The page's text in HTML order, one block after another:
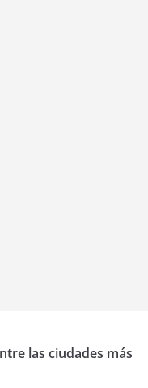
las ciudades más